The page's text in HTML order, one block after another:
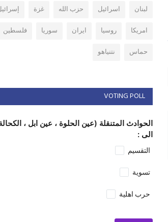
لبنان
اسرائيل حزب الله غزة
امريكا
روسيا ايران سوريا
فلسطين
حماس
نتنياهو
VOTING POLL
الحوادث المتنقلة (عين الحلوة ، عين ابل ،
الى :
التقسيم
تسوية
حرب اهلية